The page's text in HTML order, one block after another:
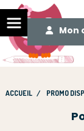
Mon
ACCUEIL PROMO